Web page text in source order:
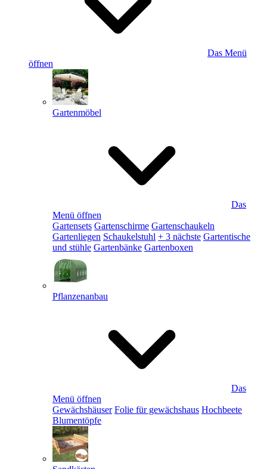
Das Menü
öffnen
Gartenmöbel
Das
Menü öffnen
Gartensets Gartenschirme Gartenschaukeln
Gartenliegen Schaukelstuhl + 3 nächste Gartentische
und stühle Gartenbänke Gartenboxen
Pflanzenanbau
Das
Menü öffnen
Gewächshäuser Folie für gewächshaus Hochbeete
Blumentöpfe